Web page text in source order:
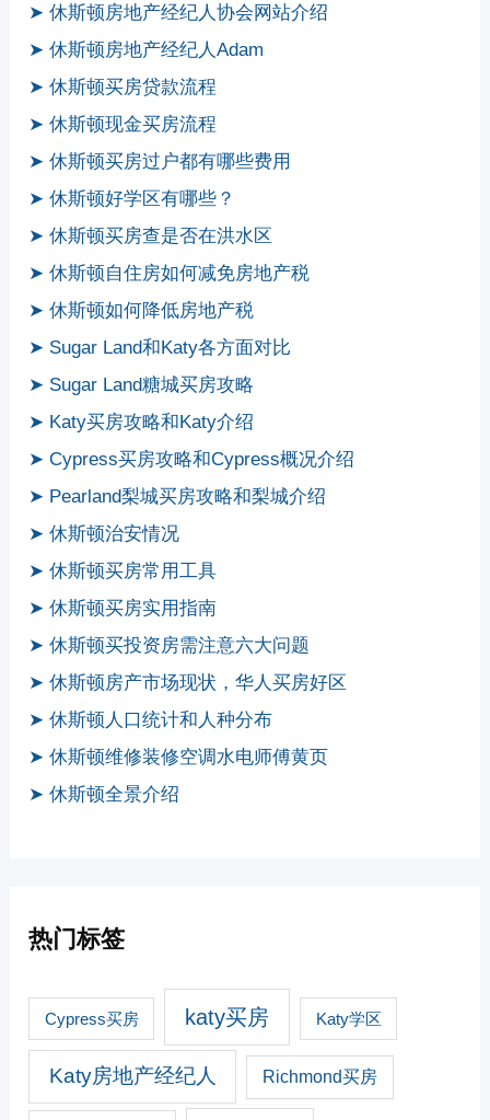
➤ 休斯顿房地产经纪人协会网站介绍
➤ 休斯顿房地产经纪人Adam
➤ 休斯顿买房贷款流程
➤ 休斯顿现金买房流程
➤ 休斯顿买房过户都有哪些费用
➤ 休斯顿好学区有哪些？
➤ 休斯顿买房查是否在洪水区
➤ 休斯顿自住房如何减免房地产税
➤ 休斯顿如何降低房地产税
➤ Sugar Land和Katy各方面对比
➤ Sugar Land糖城买房攻略
➤ Katy买房攻略和Katy介绍
➤ Cypress买房攻略和Cypress概况介绍
➤ Pearland梨城买房攻略和梨城介绍
➤ 休斯顿治安情况
➤ 休斯顿买房常用工具
➤ 休斯顿买房实用指南
➤ 休斯顿买投资房需注意六大问题
➤ 休斯顿房产市场现状，华人买房好区
➤ 休斯顿人口统计和人种分布
➤ 休斯顿维修装修空调水电师傅黄页
➤ 休斯顿全景介绍
热门标签
Cypress买房 katy买房 Katy学区
Katy房地产经纪人 Richmond买房